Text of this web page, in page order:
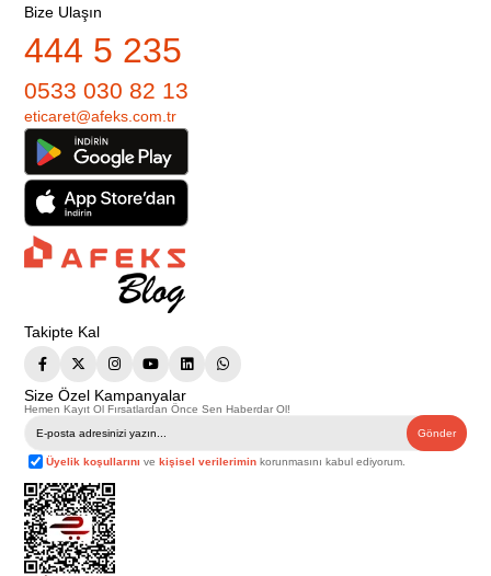
Bize Ulaşın
444 5 235
0533 030 82 13
eticaret@afeks.com.tr
Takipte Kal
Size Özel Kampanyalar
Hemen Kayıt Ol Fırsatlardan Önce Sen Haberdar Ol!
Gönder
Üyelik koşullarını vekişisel verilerimin korunmasını kabul ediyorum.